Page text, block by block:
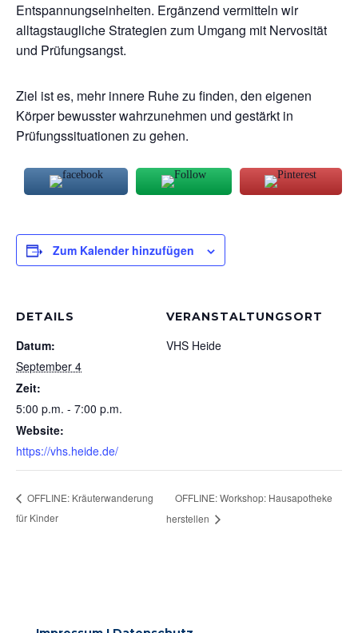
Entspannungseinheiten. Ergänzend vermitteln wir
alltagstaugliche Strategien zum Umgang mit Nervosität
und Prüfungsangst.
Ziel ist es, mehr innere Ruhe zu finden, den eigenen
Körper bewusster wahrzunehmen und gestärkt in
Prüfungssituationen zu gehen.
Zum Kalender hinzufügen
DETAILS
Datum:
September 4
Zeit:
5:00 p.m. - 7:00 p.m.
Website:
https://vhs.heide.de/
VERANSTALTUNGSORT
VHS Heide
OFFLINE: Kräuterwanderung
für Kinder
OFFLINE: Workshop: Hausapotheke
herstellen